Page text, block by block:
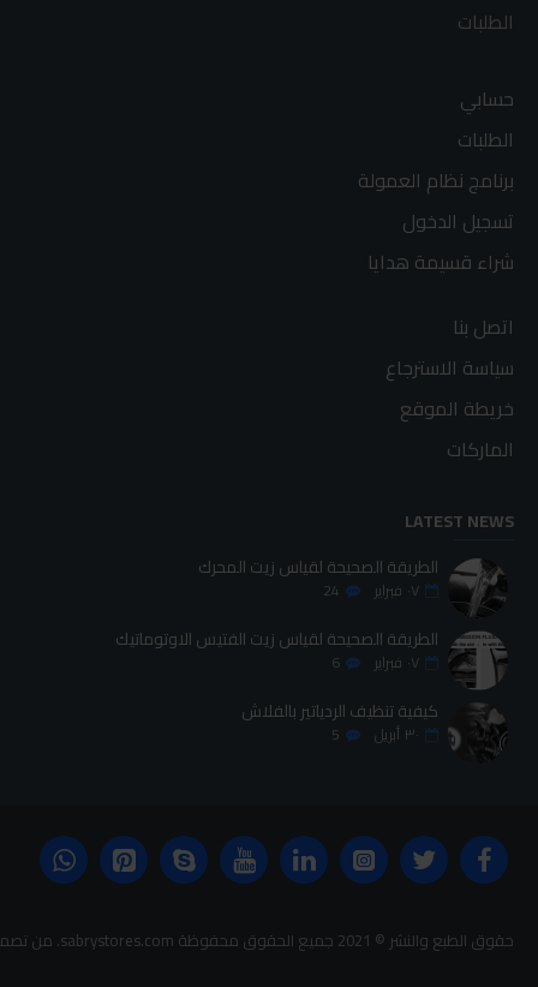
الطلبات
حسابي
الطلبات
برنامج نظام العمولة
تسجيل الدخول
شراء قسيمة هدايا
اتصل بنا
سياسة الاسترجاع
خريطة الموقع
الماركات
LATEST NEWS
الطريقة الصحيحة لقياس زيت المحرك
٠٧ فبراير 24
الطريقة الصحيحة لقياس زيت الفتيس الاوتوماتيك
٠٧ فبراير 6
كيفية تنظيف الردياتير بالفلاش
٣٠ أبريل 5
حقوق الطبع والنشر © 2021 جميع الحقوق محفوظة sabrystores.com. من تصميم-